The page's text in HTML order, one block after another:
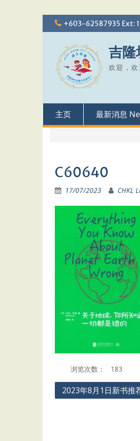
Skip
to
+603-62587935 Ext:
吉隆
欢迎，
主页 最新消息
C60640
17/07/2023 CHKL
浏览次数： 183
Post
2023年8月1日新书推